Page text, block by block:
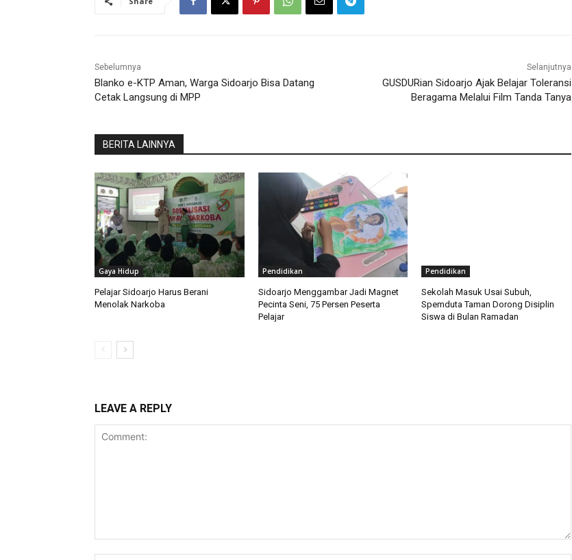
Sebelumnya
Blanko e-KTP Aman, Warga Sidoarjo Bisa Datang
Cetak Langsung di MPP
Selanjutnya
GUSDURian Sidoarjo Ajak Belajar Toleransi
Beragama Melalui Film Tanda Tanya
BERITA LAINNYA
Gaya Hidup
Pelajar Sidoarjo Harus Berani
Menolak Narkoba
Pendidikan
Sidoarjo Menggambar Jadi Magnet
Pecinta Seni, 75 Persen Peserta
Pelajar
Pendidikan
Sekolah Masuk Usai Subuh,
Spemduta Taman Dorong Disiplin
Siswa di Bulan Ramadan
LEAVE A REPLY